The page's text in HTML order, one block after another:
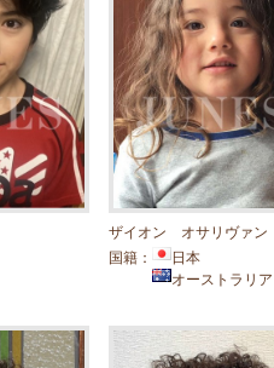
ザイオン オサリヴァン
国籍：
日本
オーストラリア